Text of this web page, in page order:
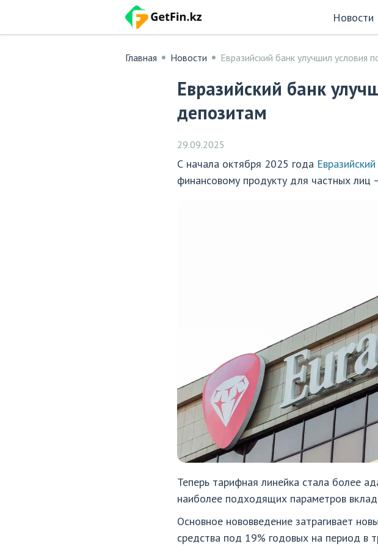
Новости
Главная Новости Евразийский банк улучшил условия
Евразийский банк
депозитам
29.09.2025
С начала октября 2025 года
финансовому продукту для частных
Теперь тарифная линейка стала более
наиболее подходящих параметров
Основное нововведение затрагивает
средства под 19% годовых на период в